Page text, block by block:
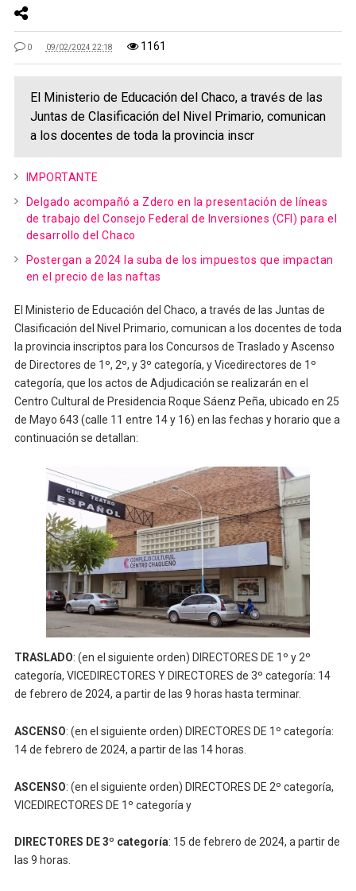
0 09/02/2024 22:18 1161
El Ministerio de Educación del Chaco, a través de las
Juntas de Clasificación del Nivel Primario, comunican
a los docentes de toda la provincia inscr
IMPORTANTE
Delgado acompañó a Zdero en la presentación de líneas
de trabajo del Consejo Federal de Inversiones (CFI) para el
desarrollo del Chaco
Postergan a 2024 la suba de los impuestos que impactan
en el precio de las naftas
El Ministerio de Educación del Chaco, a través de las Juntas de
Clasificación del Nivel Primario, comunican a los docentes de toda
la provincia inscriptos para los Concursos de Traslado y Ascenso
de Directores de 1º, 2º, y 3º categoría, y Vicedirectores de 1º
categoría, que los actos de Adjudicación se realizarán en el
Centro Cultural de Presidencia Roque Sáenz Peña, ubicado en 25
de Mayo 643 (calle 11 entre 14 y 16) en las fechas y horario que a
continuación se detallan:
TRASLADO: (en el siguiente orden) DIRECTORES DE 1º y 2º
categoría, VICEDIRECTORES Y DIRECTORES de 3º categoría: 14
de febrero de 2024, a partir de las 9 horas hasta terminar.
ASCENSO: (en el siguiente orden) DIRECTORES DE 1º categoría:
14 de febrero de 2024, a partir de las 14 horas.
ASCENSO: (en el siguiente orden) DIRECTORES DE 2º categoría,
VICEDIRECTORES DE 1º categoría y
DIRECTORES DE 3º categoría: 15 de febrero de 2024, a partir de
las 9 horas.